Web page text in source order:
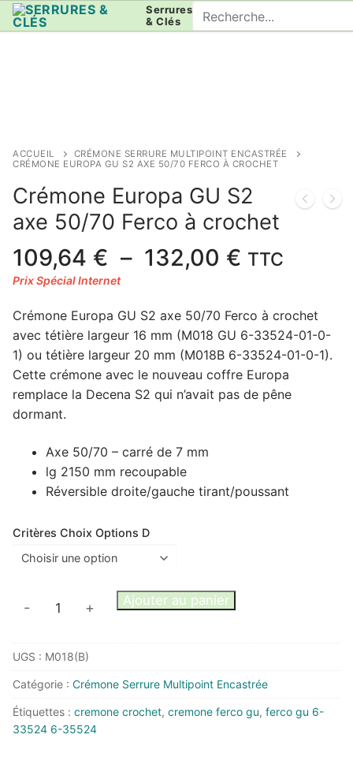
Aller
au
Serrures
& Clés
Rechercher
:
ACCUEIL
CRÉMONE SERRURE MULTIPOINT ENCASTRÉE
CRÉMONE EUROPA GU S2 AXE 50/70 FERCO À CROCHET
Crémone Europa GU S2
axe 50/70 Ferco à crochet
109,64 € – 132,00 € Plage
109,64 €
à
132,00 €
TTC
Crémone Europa GU S2 axe 50/70 Ferco à crochet
avec tétière largeur 16 mm (M018 GU 6-33524-01-0-
1) ou tétière largeur 20 mm (M018B 6-33524-01-0-1).
Cette crémone avec le nouveau coffre Europa
remplace la Decena S2 qui n’avait pas de pêne
dormant.
Axe 50/70 – carré de 7 mm
lg 2150 mm recoupable
Réversible droite/gauche tirant/poussant
Critères Choix Options D
quantité
Europa
GU
axe
50/70
- + Ajouter au panier
UGS : M018(B)
Catégorie : Crémone Serrure Multipoint Encastrée
Étiquettes : cremone crochet, cremone ferco gu, ferco gu 6-
33524 6-35524